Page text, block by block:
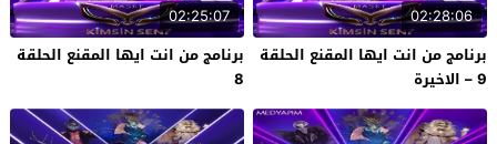
02:28:06
برنامج من انت ايها المقنع الحلقة
9 – الاخيرة
02:25:07
برنامج من انت ايها المقنع الحلقة
8